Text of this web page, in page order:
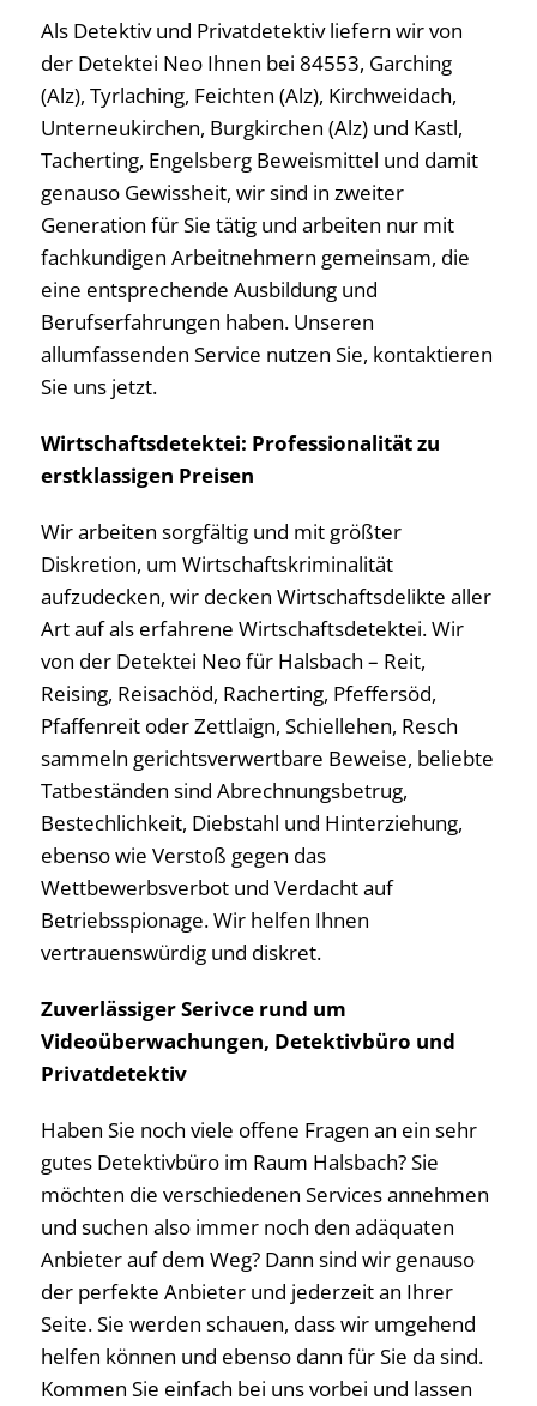
Als Detektiv und Privatdetektiv liefern wir von
der Detektei Neo Ihnen bei 84553, Garching
(Alz), Tyrlaching, Feichten (Alz), Kirchweidach,
Unterneukirchen, Burgkirchen (Alz) und Kastl,
Tacherting, Engelsberg Beweismittel und damit
genauso Gewissheit, wir sind in zweiter
Generation für Sie tätig und arbeiten nur mit
fachkundigen Arbeitnehmern gemeinsam, die
eine entsprechende Ausbildung und
Berufserfahrungen haben. Unseren
allumfassenden Service nutzen Sie, kontaktieren
Sie uns jetzt.
Wirtschaftsdetektei: Professionalität zu
erstklassigen Preisen
Wir arbeiten sorgfältig und mit größter
Diskretion, um Wirtschaftskriminalität
aufzudecken, wir decken Wirtschaftsdelikte aller
Art auf als erfahrene Wirtschaftsdetektei. Wir
von der Detektei Neo für Halsbach – Reit,
Reising, Reisachöd, Racherting, Pfeffersöd,
Pfaffenreit oder Zettlaign, Schiellehen, Resch
sammeln gerichtsverwertbare Beweise, beliebte
Tatbeständen sind Abrechnungsbetrug,
Bestechlichkeit, Diebstahl und Hinterziehung,
ebenso wie Verstoß gegen das
Wettbewerbsverbot und Verdacht auf
Betriebsspionage. Wir helfen Ihnen
vertrauenswürdig und diskret.
Zuverlässiger Serivce rund um
Videoüberwachungen, Detektivbüro und
Privatdetektiv
Haben Sie noch viele offene Fragen an ein sehr
gutes Detektivbüro im Raum Halsbach? Sie
möchten die verschiedenen Services annehmen
und suchen also immer noch den adäquaten
Anbieter auf dem Weg? Dann sind wir genauso
der perfekte Anbieter und jederzeit an Ihrer
Seite. Sie werden schauen, dass wir umgehend
helfen können und ebenso dann für Sie da sind.
Kommen Sie einfach bei uns vorbei und lassen